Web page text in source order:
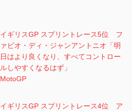
イギリスGP スプリントレース5位 フ
ァビオ・ディ・ジャンアントニオ「明
日はより良くなり、すべてコントロー
ルしやすくなるはず」
MotoGP
イギリスGP スプリントレース4位 ア